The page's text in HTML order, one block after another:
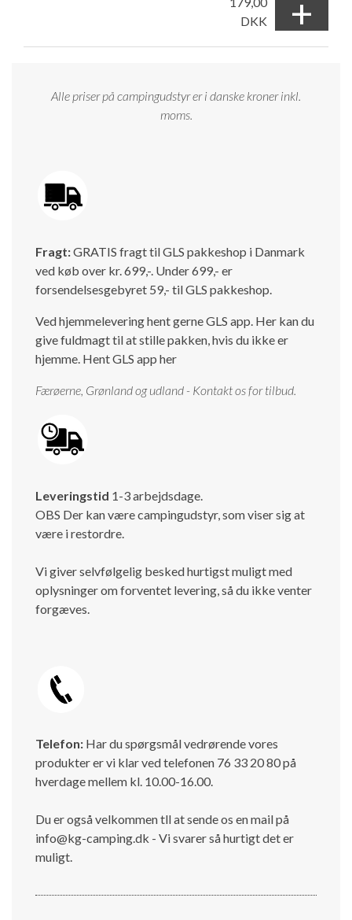
DKK
+
Alle priser på campingudstyr er i danske kroner inkl.
moms.
Fragt:GRATIS fragt til GLS pakkeshop i Danmark
ved køb over kr. 699,-. Under 699,- er
forsendelsesgebyret 59,- til GLS pakkeshop.
Ved hjemmelevering hent gerne GLS app. Her kan du
give fuldmagt til at stille pakken, hvis du ikke er
hjemme. Hent GLS app her
Færøerne, Grønland og udland - Kontakt os for tilbud.
Leveringstid 1-3 arbejdsdage.
OBS Der kan være campingudstyr, som viser sig at
være i restordre.
Vi giver selvfølgelig besked hurtigst muligt med
oplysninger om forventet levering, så du ikke venter
forgæves.
Telefon: Har du spørgsmål vedrørende vores
produkter er vi klar ved telefonen 76 33 20 80 på
hverdage mellem kl. 10.00-16.00.
Du er også velkommen tll at sende os en mail på
info@kg-camping.dk - Vi svarer så hurtigt det er
muligt.